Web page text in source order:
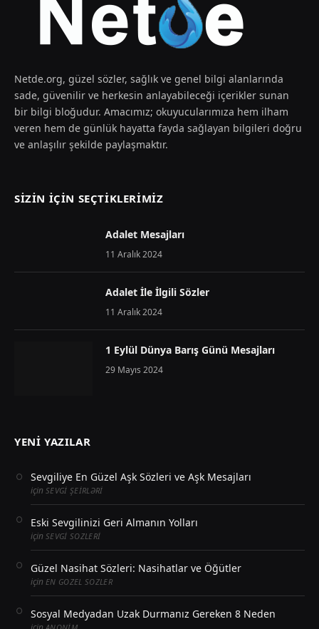
Netde.org, güzel sözler, sağlık ve genel bilgi alanlarında
sade, güvenilir ve herkesin anlayabileceği içerikler sunan
bir bilgi bloğudur. Amacımız; okuyucularımıza hem ilham
veren hem de günlük hayatta fayda sağlayan bilgileri doğru
ve anlaşılır şekilde paylaşmaktır.
SIZIN İÇIN SEÇTIKLERIMIZ
Adalet Mesajları
11 Aralık 2024
Adalet İle İlgili Sözler
11 Aralık 2024
1 Eylül Dünya Barış Günü Mesajları
29 Mayıs 2024
YENI YAZILAR
Sevgiliye En Güzel Aşk Sözleri ve Aşk Mesajları
için SEVGI ŞEIRLƏRI
Eski Sevgilinizi Geri Almanın Yolları
için SEVGI SOZLERI
Güzel Nasihat Sözleri: Nasihatlar ve Öğütler
için EN GOZEL SOZLER
Sosyal Medyadan Uzak Durmanız Gereken 8 Neden